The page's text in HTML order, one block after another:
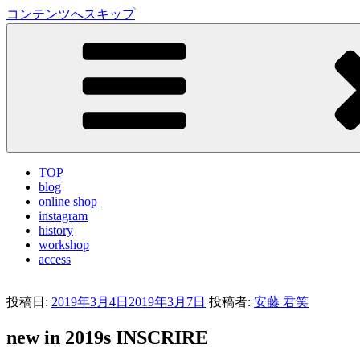
コンテンツへスキップ
LA VILLA ROUGE Blog
TOP
blog
online shop
instagram
history
workshop
access
投稿日: 2019年3月4日 2019年3月7日 投稿者: 安藤 君笑
new in 2019s INSCRIRE